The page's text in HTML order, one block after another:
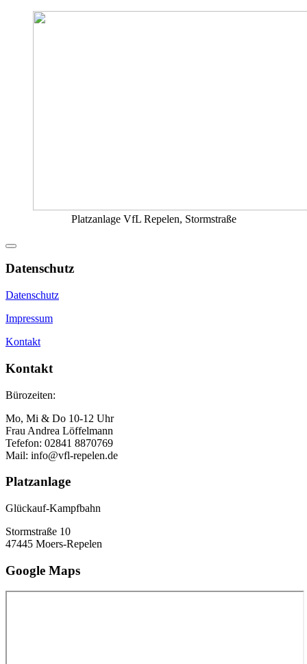
Platzanlage VfL Repelen, Stormstraße
Datenschutz
Datenschutz
Impressum
Kontakt
Kontakt
Bürozeiten:
Mo, Mi & Do 10-12 Uhr
Frau Andrea Löffelmann
Tefefon: 02841 8870769
Mail: info@vfl-repelen.de
Platzanlage
Glückauf-Kampfbahn
Stormstraße 10
47445 Moers-Repelen
Google Maps